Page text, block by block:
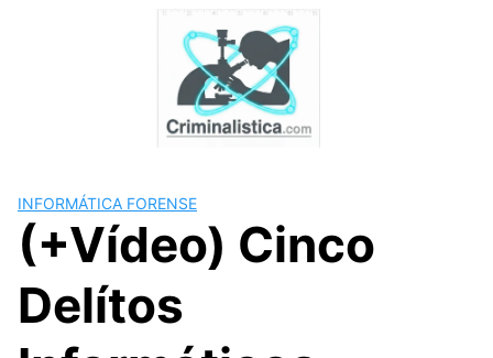
INFORMÁTICA FORENSE
(+Vídeo) Cinco
Delítos